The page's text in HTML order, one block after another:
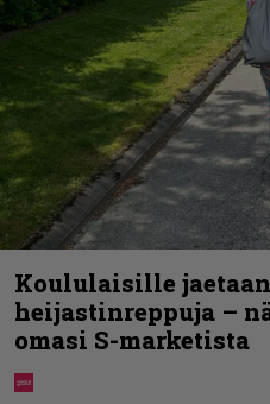
Koululaisille
heijastinreppuja –
omasi S-marketista